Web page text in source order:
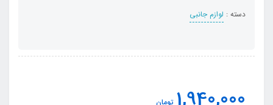
دسته : لوازم جانبی
تومان